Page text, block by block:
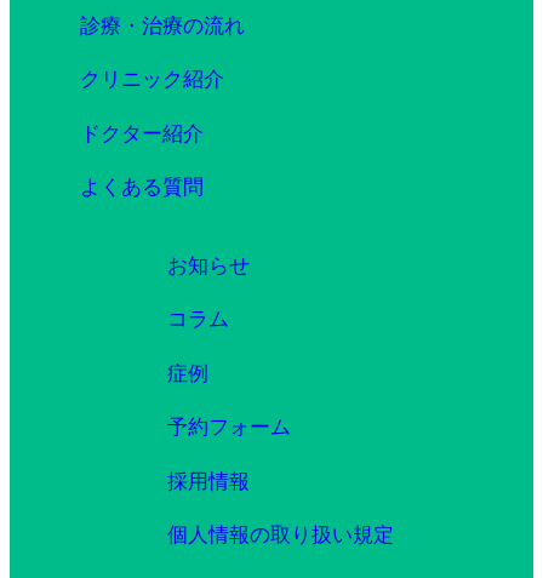
診療・治療の流れ
クリニック紹介
ドクター紹介
よくある質問
お知らせ
コラム
症例
予約フォーム
採用情報
個人情報の取り扱い規定